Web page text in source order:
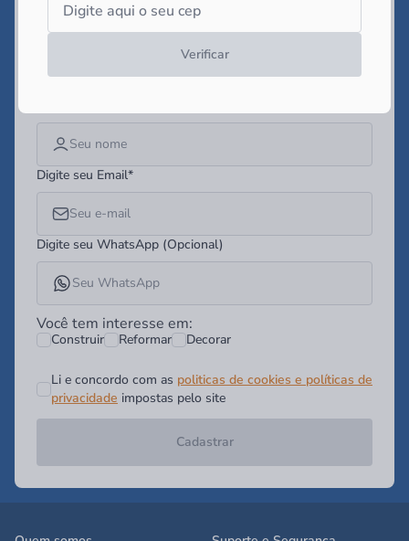
Verificar
e receba aspromoções e
novidades!
Digite seu Email*
Digite seu WhatsApp (Opcional)
Você tem interesse em:
Construir Reformar Decorar
Li e concordo com as politicas de cookies e políticas de
privacidade impostas pelo site
Cadastrar